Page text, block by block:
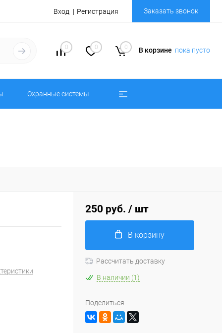
Вход Регистрация Заказать звонок
0 0 0 В корзине пока пусто
Охранные системы
250 руб. / шт
В корзину
Рассчитать доставку
В наличии (1)
Поделиться